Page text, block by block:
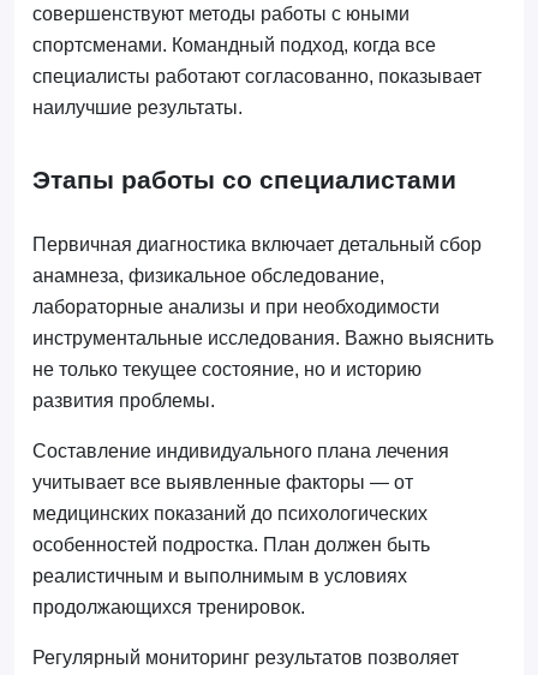
совершенствуют методы работы с юными
спортсменами. Командный подход, когда все
специалисты работают согласованно, показывает
наилучшие результаты.
Этапы работы со специалистами
Первичная диагностика включает детальный сбор
анамнеза, физикальное обследование,
лабораторные анализы и при необходимости
инструментальные исследования. Важно выяснить
не только текущее состояние, но и историю
развития проблемы.
Составление индивидуального плана лечения
учитывает все выявленные факторы — от
медицинских показаний до психологических
особенностей подростка. План должен быть
реалистичным и выполнимым в условиях
продолжающихся тренировок.
Регулярный мониторинг результатов позволяет